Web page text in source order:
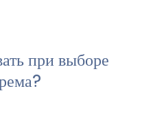
при выборе